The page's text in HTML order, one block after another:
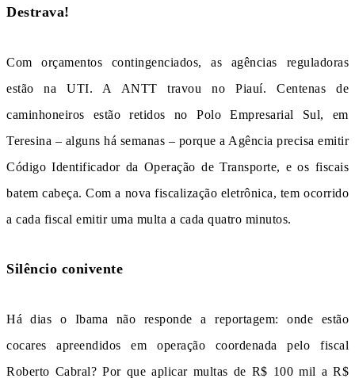
Destrava!
Com orçamentos contingenciados, as agências reguladoras
estão na UTI. A ANTT travou no Piauí. Centenas de
caminhoneiros estão retidos no Polo Empresarial Sul, em
Teresina – alguns há semanas – porque a Agência precisa emitir
Código Identificador da Operação de Transporte, e os fiscais
batem cabeça. Com a nova fiscalização eletrônica, tem ocorrido
a cada fiscal emitir uma multa a cada quatro minutos.
Silêncio conivente
Há dias o Ibama não responde a reportagem: onde estão
cocares apreendidos em operação coordenada pelo fiscal
Roberto Cabral? Por que aplicar multas de R$ 100 mil a R$